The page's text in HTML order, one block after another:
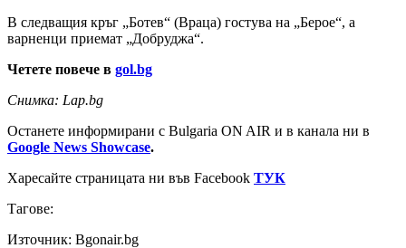
В следващия кръг „Ботев“ (Враца) гостува на „Берое“, а
варненци приемат „Добруджа“.
Четете повече в gol.bg
Снимка: Lap.bg
Останете информирани с Bulgaria ON AIR и в канала ни в
Google News Showcase.
Харесайте страницата ни във Facebook ТУК
Тагове:
Източник: Bgonair.bg